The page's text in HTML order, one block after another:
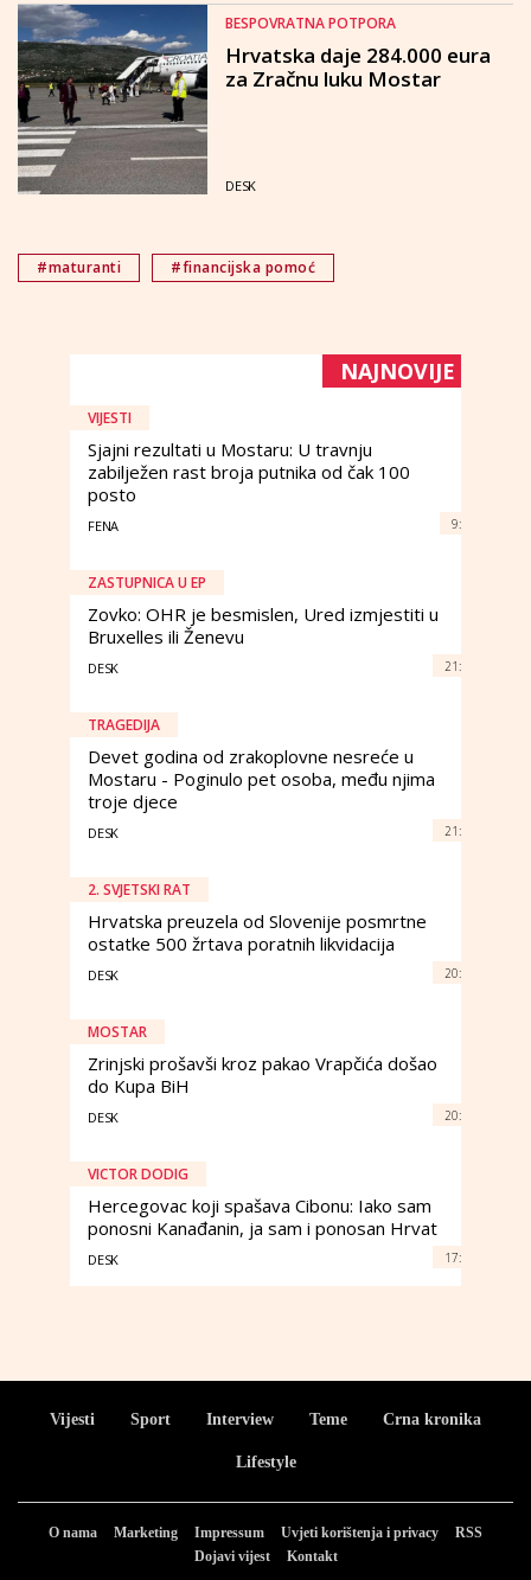
BESPOVRATNA POTPORA
Hrvatska daje 284.000 eura
za Zračnu luku Mostar
DESK
#maturanti #financijska pomoć
NAJNOVIJE
VIJESTI
Sjajni rezultati u Mostaru: U travnju
zabilježen rast broja putnika od čak 100
posto
FENA 9:
ZASTUPNICA U EP
Zovko: OHR je besmislen, Ured izmjestiti u
Bruxelles ili Ženevu
DESK 21:
TRAGEDIJA
Devet godina od zrakoplovne nesreće u
Mostaru - Poginulo pet osoba, među njima
troje djece
DESK 21:
2. SVJETSKI RAT
Hrvatska preuzela od Slovenije posmrtne
ostatke 500 žrtava poratnih likvidacija
DESK 20:
MOSTAR
Zrinjski prošavši kroz pakao Vrapčića došao
do Kupa BiH
DESK 20:
VICTOR DODIG
Hercegovac koji spašava Cibonu: Iako sam
ponosni Kanađanin, ja sam i ponosan Hrvat
DESK 17:
Vijesti Sport Interview Teme Crna kronika
Lifestyle
O nama Marketing Impressum Uvjeti korištenja i privacy
RSS
Dojavi vijest
Kontakt